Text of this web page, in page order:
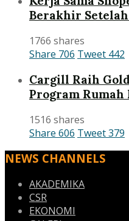
Berakhir
1766 shares
Share 706 Tweet 442
Cargill Raih
Program Rumah
1516 shares
Share 606 Tweet379
NEWS CHANNELS
AKADEMIKA
CSR
EKONOMI